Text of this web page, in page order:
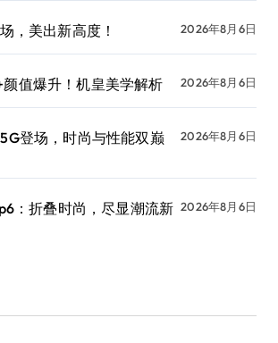
，美出新高度！ 2026年8月6日
颜值爆升！机皇美学解析 2026年8月6日
登场，时尚与性能双巅
2026年8月6日
：折叠时尚，尽显潮流新 2026年8月6日